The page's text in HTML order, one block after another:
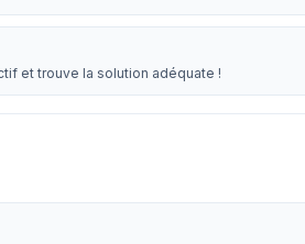
et trouve la solution adéquate !